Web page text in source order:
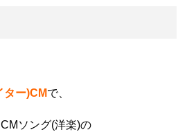
ター)CMで、
ソング(洋楽)の